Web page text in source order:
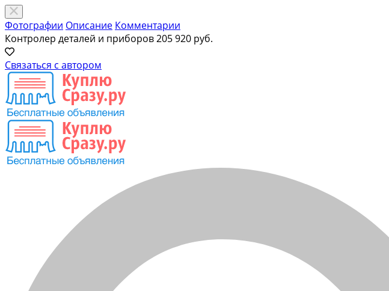
Фотографии Описание Комментарии
Контролер деталей и приборов205 920 руб.
Связаться с автором